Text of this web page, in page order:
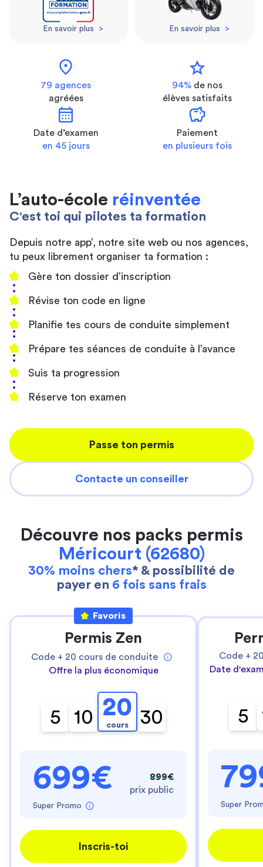
En savoir plus > En savoir plus >
location_on
79 agences
agréées
star
94% de nos
élèves satisfaits
calendar_month
Date d’examen
en 45 jours
savings
Paiement
en plusieurs fois
L’auto-école réinventée
C'est toi qui pilotes ta formation
Depuis notre app’, notre site web ou nos agences,
tu peux librement organiser ta formation :
Gère ton dossier d’inscription
Révise ton code en ligne
Planifie tes cours de conduite simplement
Prépare tes séances de conduite à l’avance
Suis ta progression
Réserve ton examen
Passe ton permis
Contacte un conseiller
Découvre nos packs permis
Méricourt (62680)
30% moins chers* & possibilité de
payer en 6 fois sans frais
Favoris
Permis Zen
Code + 20 cours de conduite
Offre la plus économique
5 10 20
cours 30
699€
Super Promo
899€
prix public
Inscris-toi
Code +
Date
5
Super